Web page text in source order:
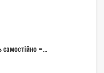
самостійно –…